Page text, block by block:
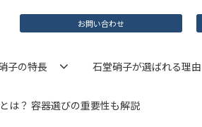
お問い合わせ
子の特長 石堂硝子が選ばれる理由
は？ 容器選びの重要性も解説